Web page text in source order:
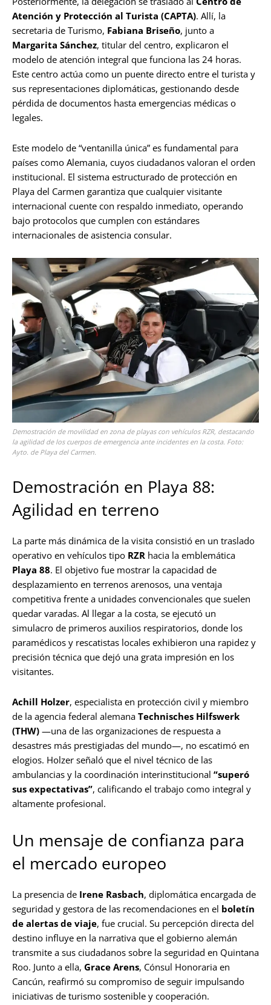
Atención y Protección al Turista (CAPTA). Allí, la
secretaria de Turismo, Fabiana Briseño, junto a
Margarita Sánchez, titular del centro, explicaron el
modelo de atención integral que funciona las 24 horas.
Este centro actúa como un puente directo entre el turista y
sus representaciones diplomáticas, gestionando desde
pérdida de documentos hasta emergencias médicas o
legales.
Este modelo de “ventanilla única” es fundamental para
países como Alemania, cuyos ciudadanos valoran el orden
institucional. El sistema estructurado de protección en
Playa del Carmen garantiza que cualquier visitante
internacional cuente con respaldo inmediato, operando
bajo protocolos que cumplen con estándares
internacionales de asistencia consular.
Demostración de movilidad en zona de playas con vehículos RZR, destacando
la agilidad de los cuerpos de emergencia ante incidentes en la costa. Foto:
Ayto. de Playa del Carmen.
Demostración en Playa 88:
Agilidad en terreno
La parte más dinámica de la visita consistió en un traslado
operativo en vehículos tipo RZR hacia la emblemática
Playa 88. El objetivo fue mostrar la capacidad de
desplazamiento en terrenos arenosos, una ventaja
competitiva frente a unidades convencionales que suelen
quedar varadas. Al llegar a la costa, se ejecutó un
simulacro de primeros auxilios respiratorios, donde los
paramédicos y rescatistas locales exhibieron una rapidez y
precisión técnica que dejó una grata impresión en los
visitantes.
Achill Holzer, especialista en protección civil y miembro
de la agencia federal alemana Technisches Hilfswerk
(THW) —una de las organizaciones de respuesta a
desastres más prestigiadas del mundo—, no escatimó en
elogios. Holzer señaló que el nivel técnico de las
ambulancias y la coordinación interinstitucional “superó
sus expectativas”, calificando el trabajo como integral y
altamente profesional.
Un mensaje de confianza para
el mercado europeo
La presencia de Irene Rasbach, diplomática encargada de
seguridad y gestora de las recomendaciones en el boletín
de alertas de viaje, fue crucial. Su percepción directa del
destino influye en la narrativa que el gobierno alemán
transmite a sus ciudadanos sobre la seguridad en Quintana
Roo. Junto a ella, Grace Arens, Cónsul Honoraria en
Cancún, reafirmó su compromiso de seguir impulsando
iniciativas de turismo sostenible y cooperación.